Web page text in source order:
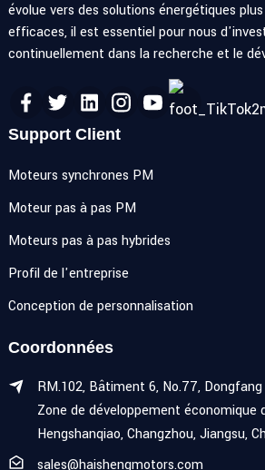
évolue vers des solutions énergétiques
efficaces, il est essentiel pour nous
continuellement dans la recherche et le
Support Client
Moteurs synchrones PM
Moteur pas à pas PM
Moteurs pas à pas hybrides
Profil de l'entreprise
Conception de personnalisation
Coordonnées
RM.102, Bâtiment 6, No.77,
Zone de développement économique
Hengshanqiao, Changzhou, Jiangsu,
sales@haishengmotors.com